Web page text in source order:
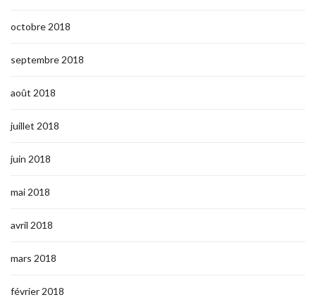
octobre 2018
septembre 2018
août 2018
juillet 2018
juin 2018
mai 2018
avril 2018
mars 2018
février 2018